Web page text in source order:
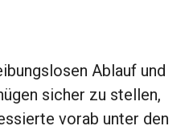
Ablauf und
sicher zu stellen,
vorab unter den